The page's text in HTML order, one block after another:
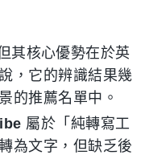
其核心優勢在於英
，它的辨識結果幾
的推薦名單中。
屬於「純轉寫工
為文字，但缺乏後